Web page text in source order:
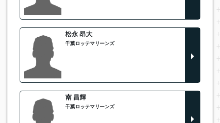
松永 昂大
千葉ロッテマリーンズ
南 昌輝
千葉ロッテマリーンズ